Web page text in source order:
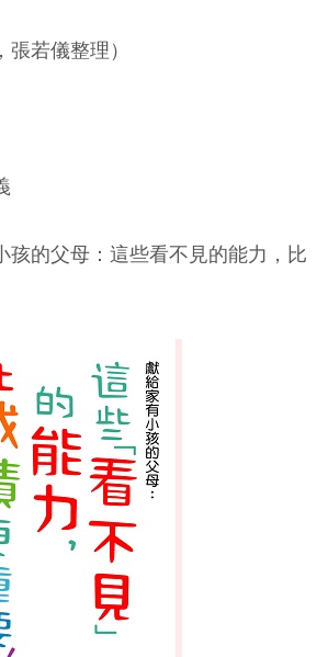
張若儀整理）
孩的父母：這些看不見的能力，比